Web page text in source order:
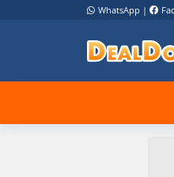
WhatsApp |